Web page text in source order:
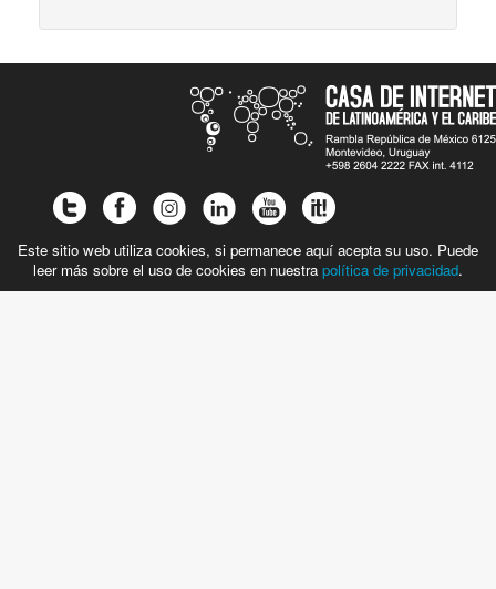
Este sitio web utiliza cookies, si permanece aquí acepta su uso. Puede
leer más sobre el uso de cookies en nuestra política de privacidad.